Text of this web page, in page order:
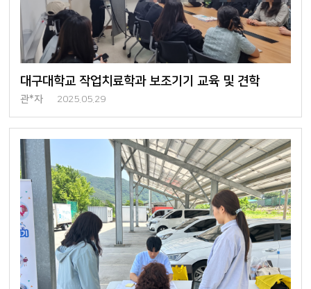
대구대학교 작업치료학과 보조기기 교육 및 견학
관*자 2025.05.29